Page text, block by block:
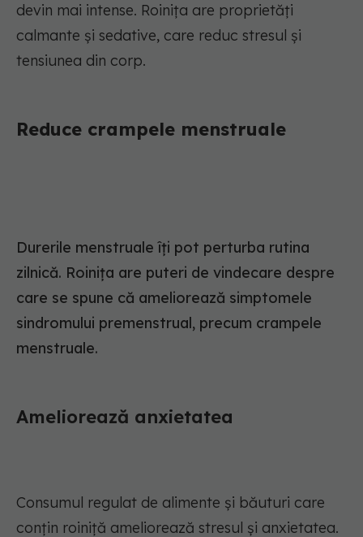
devin mai intense. Roinița are proprietăți
calmante și sedative, care reduc stresul și
tensiunea din corp.
Reduce crampele menstruale
Durerile menstruale îți pot perturba rutina
zilnică. Roinița are puteri de vindecare despre
care se spune că ameliorează simptomele
sindromului premenstrual, precum crampele
menstruale.
Ameliorează anxietatea
Consumul regulat de alimente și băuturi care
conțin roiniță ameliorează stresul și anxietatea.